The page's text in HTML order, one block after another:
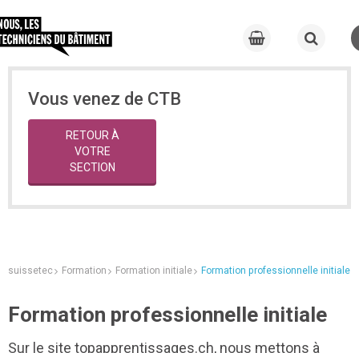
Vous venez de CTB
RETOUR À
VOTRE
SECTION
suissetec Formation Formation initiale Formation professionnelle initiale
Formation professionnelle initiale
Sur le site topapprentissages.ch, nous mettons à